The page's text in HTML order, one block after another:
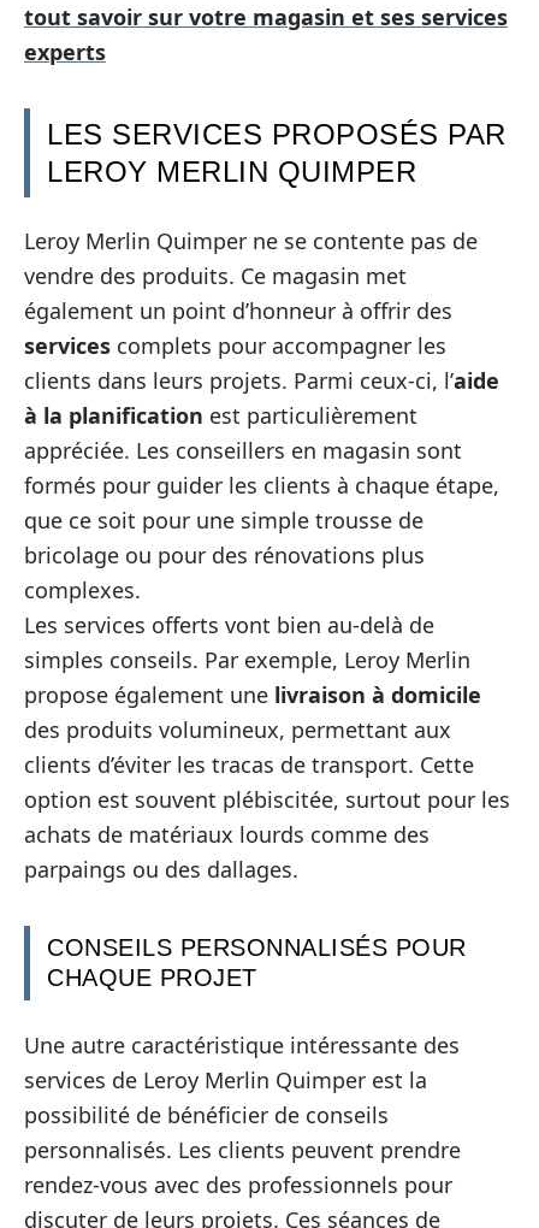
tout savoir sur votre magasin et ses services
experts
LES SERVICES PROPOSÉS PAR
LEROY MERLIN QUIMPER
Leroy Merlin Quimper ne se contente pas de
vendre des produits. Ce magasin met
également un point d’honneur à offrir des
services complets pour accompagner les
clients dans leurs projets. Parmi ceux-ci, l’aide
à la planification est particulièrement
appréciée. Les conseillers en magasin sont
formés pour guider les clients à chaque étape,
que ce soit pour une simple trousse de
bricolage ou pour des rénovations plus
complexes.
Les services offerts vont bien au-delà de
simples conseils. Par exemple, Leroy Merlin
propose également une livraison à domicile
des produits volumineux, permettant aux
clients d’éviter les tracas de transport. Cette
option est souvent plébiscitée, surtout pour les
achats de matériaux lourds comme des
parpaings ou des dallages.
CONSEILS PERSONNALISÉS POUR
CHAQUE PROJET
Une autre caractéristique intéressante des
services de Leroy Merlin Quimper est la
possibilité de bénéficier de conseils
personnalisés. Les clients peuvent prendre
rendez-vous avec des professionnels pour
discuter de leurs projets. Ces séances de